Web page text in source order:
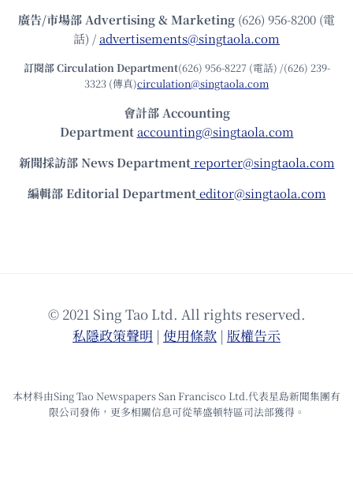
廣告/市場部Advertising & Marketing (626) 956-8200 (電
話) /advertisements@singtaola.com
訂閱部 Circulation Department(626) 956-8227 (電話) /(626) 239-
3323 (傳真)circulation@singtaola.com
會計部 Accounting
Department accounting@singtaola.com
新聞採訪部 News Department reporter@singtaola.com
編輯部 Editorial Department editor@singtaola.com
© 2021 Sing Tao Ltd. All rights reserved.
私隱政策聲明 | 使⽤條款 | 版權告⽰
本材料由Sing Tao Newspapers San Francisco Ltd.代表星島新聞集團有
限公司發佈，更多相關信息可從華盛頓特區司法部獲得。